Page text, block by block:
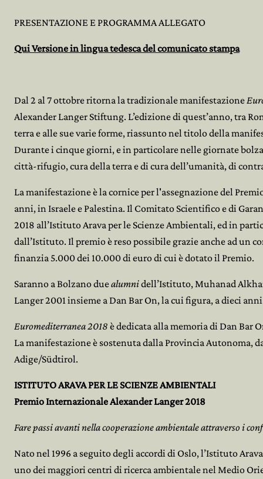
PRESENTAZIONE E PROGRAMMA ALLEGATO
Qui Versione in lingua tedesca del comunicato stampa
Dal 2 al 7 ottobre ritorna la tradizionale manifestazione
Alexander Langer Stiftung. L’edizione di quest’anno, tra
terra e alle sue varie forme, riassunto nel titolo della
Durante i cinque giorni, e in particolare nelle giornate
città-rifugio, cura della terra e di cura dell’umanità, di
La manifestazione è la cornice per l'assegnazione del
anni, in Israele e Palestina. Il Comitato Scientifico e di
2018 all’Istituto Arava per le Scienze Ambientali, ed in
dall’Istituto. Il premio è reso possibile grazie anche ad un
finanzia 5.000 dei 10.000 di euro di cui è dotato il Premio.
Saranno a Bolzano duealumnidell’Istituto, Muhanad
Langer 2001 insieme a Dan Bar On, la cui figura, a dieci
Euromediterranea 2018 è dedicata alla memoria di Dan Bar
La manifestazione è sostenuta dalla Provincia Autonoma,
Adige/Südtirol.
ISTITUTO ARAVA PER LE SCIENZE AMBIENTALI
Premio Internazionale Alexander Langer 2018
Fare passi avanti nella cooperazione ambientale attraverso i
Nato nel 1996 a seguito degli accordi di Oslo, l’Istituto
uno dei maggiori centri di ricerca ambientale nel Medio